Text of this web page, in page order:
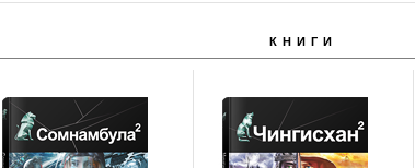
КНИГИ